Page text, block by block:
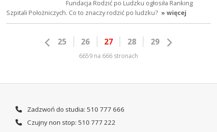
Fundacja Rodzić po Ludzku ogłosiła Ranking
Szpitali Położniczych. Co to znaczy rodzić po ludzku? » więcej
25 26 27 28 29
6659 na 666 stronach
Zadzwoń do studia: 510 777 666
Czujny non stop: 510 777 222